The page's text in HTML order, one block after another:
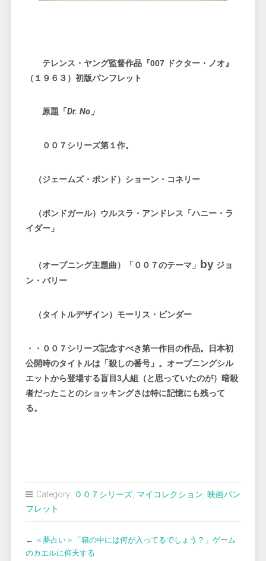
テレンス・ヤング監督作品『007 ドクター・ノオ』
（１９６３）初版パンフレット
原題「 Dr. No」
００７シリーズ第１作。
（ジェームズ・ボンド）ショーン・コネリー
（ボンドガール）ウルスラ・アンドレス「ハニー・ラ
イダー」
（オープニング主題曲）「００７のテーマ」 byジョ
ン・バリー
（タイトルデザイン）モーリス・ビンダー
・・００７シリーズ記念すべき第一作目の作品。日本初
公開時のタイトルは「殺しの番号」。オープニングシル
エットから登場する盲目3人組（と思っていたのが）暗殺
者だったことのショッキングさは特に記憶にも残って
る。
Category: ００７シリーズ, マイコレクション, 映画パン
フレット
← ＜夢占い＞「箱の中には何が入ってるでしょう？」ゲーム
のカエルに仰天する